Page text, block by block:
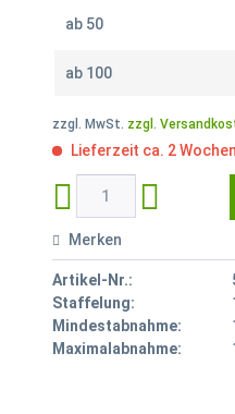
ab 50
ab 100
zzgl. MwSt. zzgl.
Lieferzeit ca. 2
Merken
Artikel-Nr.:
Staffelung:
Mindestabnahme:
Maximalabnahme: